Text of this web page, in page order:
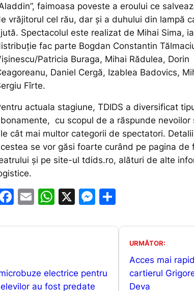
faimoasa poveste a eroului ce
vrăjitorul cel rău, dar și a duhului din lampă
Spectacolul este realizat de Mihai Sima,
fac parte Bogdan Constantin
Patricia Buraga, Mihai Rădulea, Dorin
Daniel Cergă, Izablea Badovics,
Fîrte.
actuala stagiune, TDIDS a diversificat
cu scopul de a răspunde nevoilor
cât mai multor categorii de spectatori.
se vor găsi foarte curând pe pagina de
și pe site-ul tdids.ro, alături de alte
F
c
o
E
ai
W
at
p
X
M
s
n
ta
electrice pentru
au fost predate
URMĂTOR:
Acces mai
cartierul
Deva